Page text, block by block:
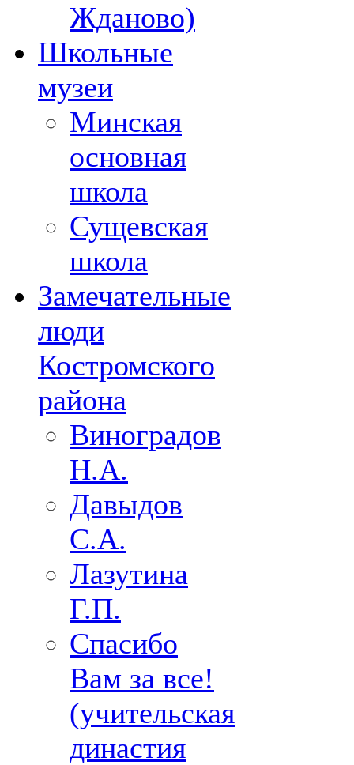
Жданово)
Школьные
музеи
Минская
основная
школа
Сущевская
школа
Замечательные
люди
Костромского
района
Виноградов
Н.А.
Давыдов
С.А.
Лазутина
Г.П.
Спасибо
Вам за все!
(учительская
династия